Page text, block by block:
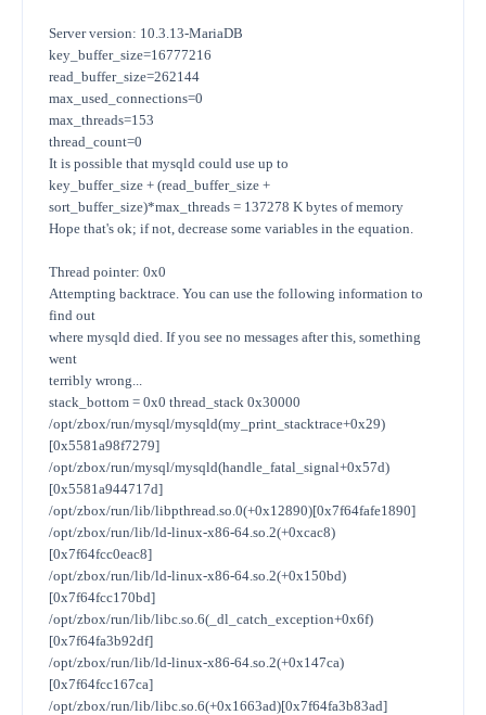
Server version: 10.3.13-MariaDB
key_buffer_size=16777216
read_buffer_size=262144
max_used_connections=0
max_threads=153
thread_count=0
It is possible that mysqld could use up to
key_buffer_size + (read_buffer_size +
sort_buffer_size)*max_threads = 137278 K bytes of memory
Hope that's ok; if not, decrease some variables in the equation.
Thread pointer: 0x0
Attempting backtrace. You can use the following information to
find out
where mysqld died. If you see no messages after this, something
went
terribly wrong...
stack_bottom = 0x0 thread_stack 0x30000
/opt/zbox/run/mysql/mysqld(my_print_stacktrace+0x29)
[0x5581a98f7279]
/opt/zbox/run/mysql/mysqld(handle_fatal_signal+0x57d)
[0x5581a944717d]
/opt/zbox/run/lib/libpthread.so.0(+0x12890)[0x7f64fafe1890]
/opt/zbox/run/lib/ld-linux-x86-64.so.2(+0xcac8)
[0x7f64fcc0eac8]
/opt/zbox/run/lib/ld-linux-x86-64.so.2(+0x150bd)
[0x7f64fcc170bd]
/opt/zbox/run/lib/libc.so.6(_dl_catch_exception+0x6f)
[0x7f64fa3b92df]
/opt/zbox/run/lib/ld-linux-x86-64.so.2(+0x147ca)
[0x7f64fcc167ca]
/opt/zbox/run/lib/libc.so.6(+0x1663ad)[0x7f64fa3b83ad]